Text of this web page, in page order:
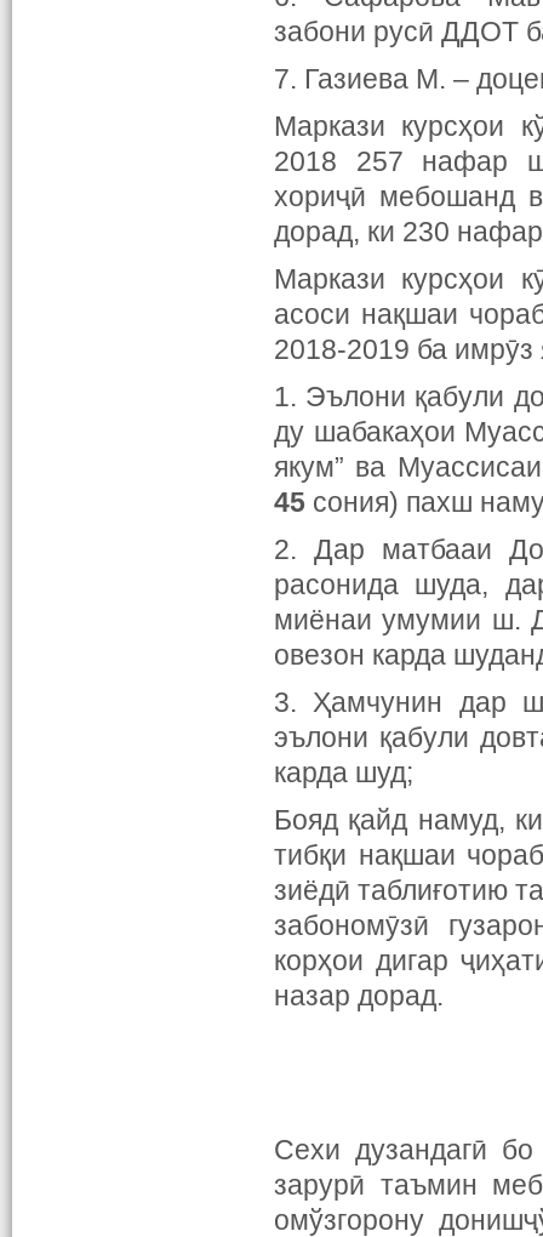
забони русӣ ДДОТ
7. Газиева М. –
Маркази курсҳои
2018 257 нафар
хориҷӣ мебошанд
дорад, ки 230
Маркази курсҳои
асоси нақшаи
2018-2019 ба имрӯз
1. Эълони қабули
ду шабакаҳои
якум” ва
45 сония) пахш
2. Дар матбааи
расонида шуда,
миёнаи умумии ш.
овезон карда
3. Ҳамчунин дар
эълони қабули
карда шуд;
Бояд қайд намуд,
тибқи нақшаи
зиёдӣ таблиғотию
забономӯзӣ
корҳои дигар
назар дорад.
Сехи дузандагӣ
зарурӣ таъмин
омўзгорону